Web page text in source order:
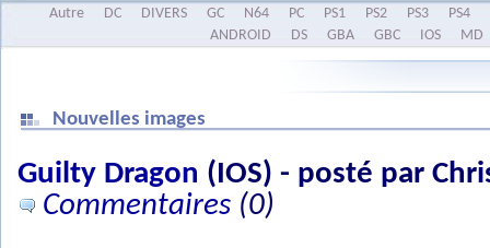
Autre DC DIVERS GC N64 PC PS1 PS2 PS3
PS4
ANDROID
DS GBA GBC IOS MD
Nouvelles images
Guilty Dragon (IOS) - posté par
Commentaires (0)